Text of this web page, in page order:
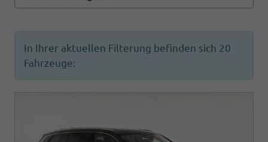
In Ihrer aktuellen Filterung befinden sich 20
Fahrzeuge: